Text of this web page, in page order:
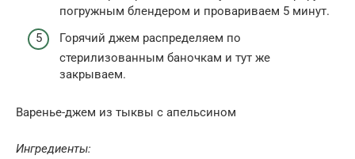
погружным блендером и провариваем 5 минут.
Горячий джем распределяем по
стерилизованным баночкам и тут же
закрываем.
Варенье-джем из тыквы с апельсином
Ингредиенты: